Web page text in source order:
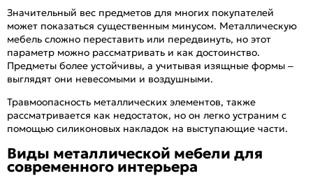
Значительный вес предметов для многих покупателей
может показаться существенным минусом. Металлическую
мебель сложно переставить или передвинуть, но этот
параметр можно рассматривать и как достоинство.
Предметы более устойчивы, а учитывая изящные формы –
выглядят они невесомыми и воздушными.
Травмоопасность металлических элементов, также
рассматривается как недостаток, но он легко устраним с
помощью силиконовых накладок на выступающие части.
Виды металлической мебели для
современного интерьера